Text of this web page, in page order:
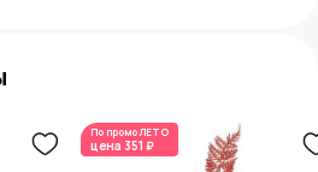
По промоЛЕТО
цена 351 ₽